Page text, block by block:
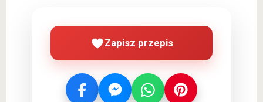
Zapisz przepis